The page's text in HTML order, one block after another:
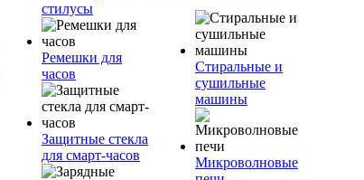
стилусы
Ремешки для
часов
Защитные стекла
для смарт-часов
Стиральные и
сушильные
машины
Микроволновые